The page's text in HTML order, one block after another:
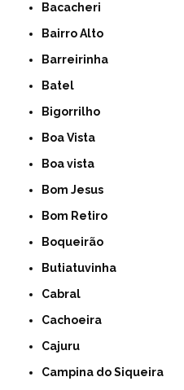
Bacacheri
Bairro Alto
Barreirinha
Batel
Bigorrilho
Boa Vista
Boa vista
Bom Jesus
Bom Retiro
Boqueirão
Butiatuvinha
Cabral
Cachoeira
Cajuru
Campina do Siqueira